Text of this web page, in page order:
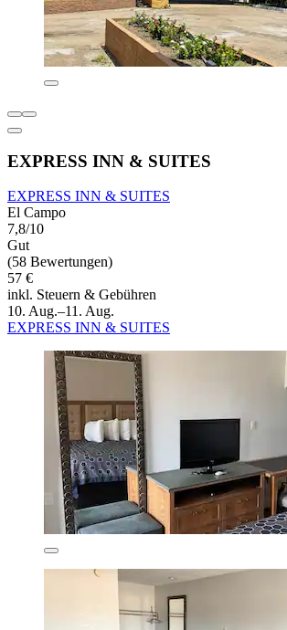
EXPRESS INN & SUITES
EXPRESS INN & SUITES
El Campo
7,8/10
Gut
(58 Bewertungen)
57 €
inkl. Steuern & Gebühren
10. Aug.–11. Aug.
EXPRESS INN & SUITES